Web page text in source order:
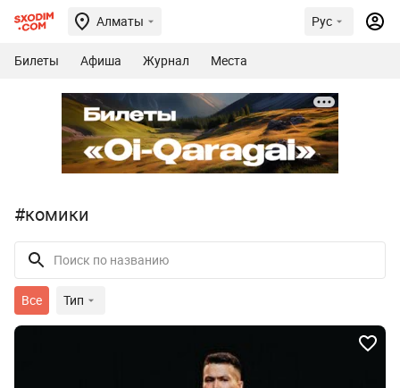
Алматы Рус
Билеты Афиша Журнал Места
#комики
Все Тип